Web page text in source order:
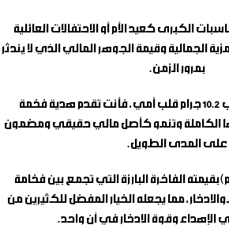
الكبرى كعيد الأم أو الاحتفالات العائلية
الجمالية وقيمة الجوهر المالي الذي لا يندثر
بمرور الزمن.
، فأنت تقدم هدية فخمة
الكاملة وتنمو كأصل مالي حقيقي ومضمون
على المدى الطويل.
هذا الوزن (10.2 جرام) بقيمته الفاخرة البارزة التي تجمع بين فخامة
مما يجعله الخيار المفضل للكثيرين من
الإهداء وقوة الادخار في آنٍ واحد.